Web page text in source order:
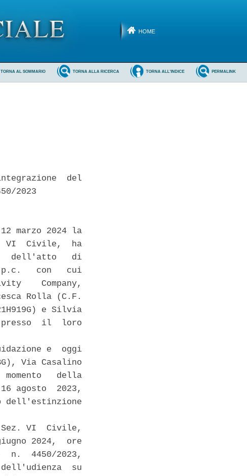
HOME
PERMALINK
TORNA ALL'INDICE
TORNA ALLA RICERCA
TORNA AL SOMMARIO
del
2023
marzo 2024 la
VI  Civile,  ha
dell'atto   di
con   cui
Company,
Rolla (C.F.
e Silvia
presso  il  loro
e  oggi
Via Casalino
della
agosto  2023,
dell'estinzione
VI  Civile,
2024,  ore
n.  4450/2023,
su